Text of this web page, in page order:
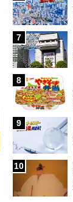
7
8
9
10